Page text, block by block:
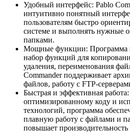
Удобный интерфейс: Pablo
интуитивно понятный
пользователям быстро
системе и выполнять нужные
папками.
Мощные функции: Программа
набор функций для
удаления, переименования
Commander поддерживает
файлов, работу с FTP-
Быстрая и эффективная
оптимизированному коду и
технологий, программа
плавную работу с файлами и
повышает производительность